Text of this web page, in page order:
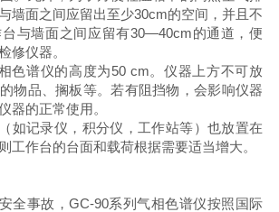
墙面之间应留出至少30cm的空间，并且不
与墙面之间应留有30—40cm的通道，便
修仪器。
色谱仪的高度为50 cm。仪器上方不可放
物品、搁板等。若有阻挡物，会影响仪器
器的正常使用。
如记录仪，积分仪，工作站等）也放置在
工作台的台面和载荷根据需要适当增大。
全事故， GC-90系列气相色谱仪按照国际